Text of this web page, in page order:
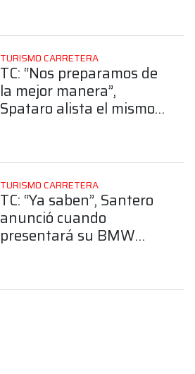
TURISMO CARRETERA
TC: “Nos preparamos de
la mejor manera”,
Spataro alista el mismo
TURISMO CARRETERA
TC: “Ya saben”, Santero
anunció cuando
presentará su BMW